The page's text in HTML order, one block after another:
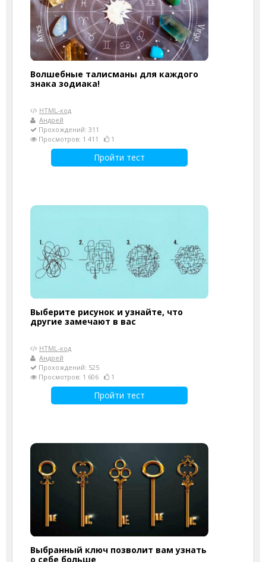
Волшебные талисманы для каждого
знака зодиака!
HTML-код
Андрей
Прохождений: 311
Просмотров: 1 411
1
Пройти тест
Выберите рисунок и узнайте, что
другие замечают в вас
HTML-код
Андрей
Прохождений: 525
Просмотров: 1 606
1
Пройти тест
Выбранный ключ позволит вам узнать
о себе больше